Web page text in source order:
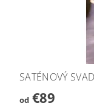
SATÉNOVÝ
od€89